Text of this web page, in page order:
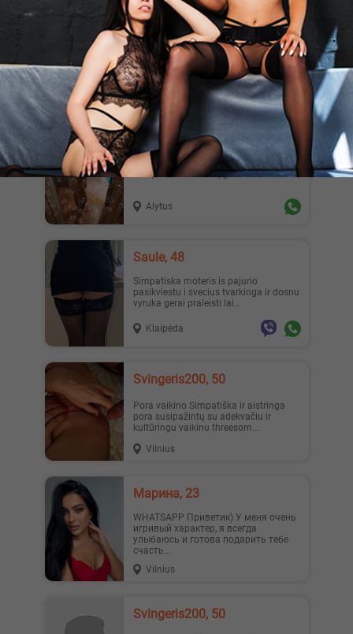
Grazi699, 32
Nori pamatyti mane žaidžiančią?
Whatssap 60076460 Domina ne tik
artumas, bet ir ryšys, bendravima...
Kaunas
Tatiana25, 25
Я горячая кошка жду тебя
Alytus
Saule, 48
Simpatiska moteris is pajurio
pasikviestu i svecius tvarkinga ir dosnu
vyruka gerai praleisti lai...
Klaipėda
Svingeris200, 50
Pora vaikino Simpatiška ir aistringa
pora susipažintų su adekvačiu ir
kultūringu vaikinu threesom...
Vilnius
Марина, 23
WHATSAPP Приветик) У меня очень
игривый характер, я всегда
улыбаюсь и готова подарить тебе
счасть...
Vilnius
Svingeris200, 50